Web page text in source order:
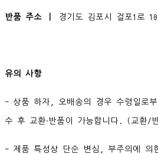
반품 주소 ㅣ 경기도 김포시 걸포1로
유의 사항
- 상품 하자, 오배송의 경우 수령일로
수 후 교환∙반품이 가능합니다. (교환/
- 제품 특성상 단순 변심, 부주의에 의